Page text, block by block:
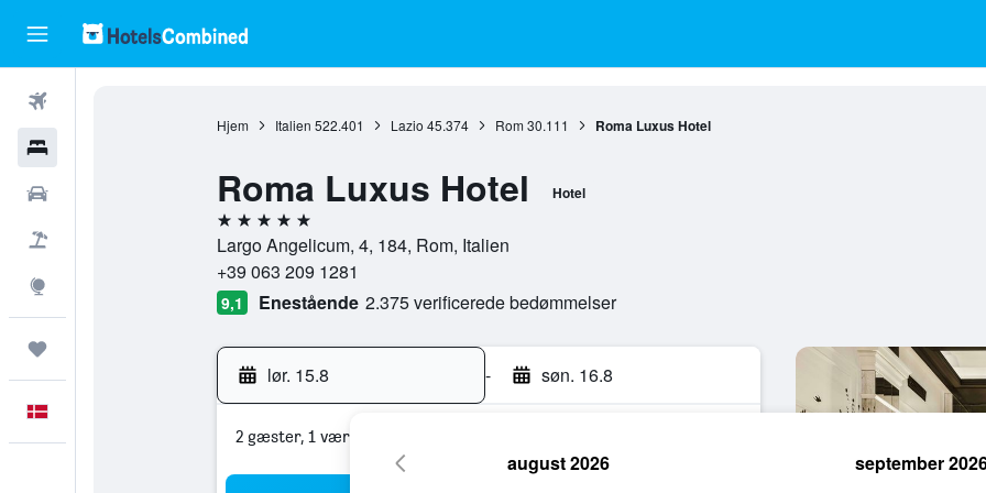
Hjem Italien 522.401 Lazio 45.374 Rom 30.111 Roma Luxus Hotel
Roma Luxus Hotel Hotel
5 stjerner
Largo Angelicum, 4, 184, Rom, Italien
+39 063 209 1281
9,1 Enestående 2.375 verificerede bedømmelser
lør. 15.8 - søn. 16.8
2 gæster, 1 værelse
august 2026 september